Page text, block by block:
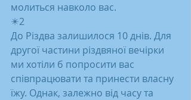
молиться навколо вас.
✴️2
До Різдва залишилося 10 днів. Для
другої частини різдвяної вечірки
ми хотіли б попросити вас
співпрацювати та принести власну
їжу. Однак, залежно від часу та